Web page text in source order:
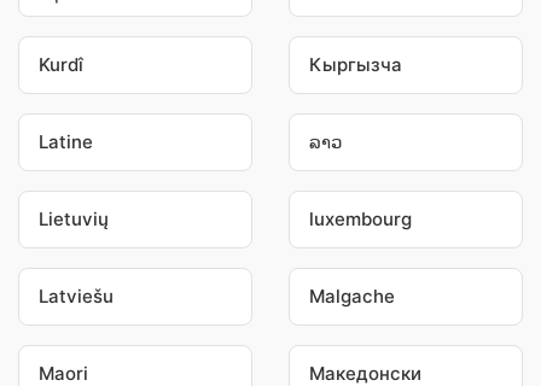
Kurdî Кыргызча
Latine ລາວ
Lietuvių luxembourg
Latviešu Malgache
Maori Македонски